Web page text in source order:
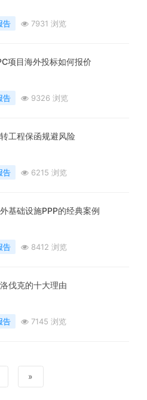
告 7931 浏览
项目海外投标如何报价
告 9326 浏览
工程保函规避风险
告 6215 浏览
基础设施PPP的经典案例
告 8412 浏览
伐克的十大理由
告 7145 浏览
»